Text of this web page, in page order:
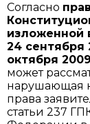
Согласно
изложенной
24 сентября
октября
может
нарушающая
права
статьи 237